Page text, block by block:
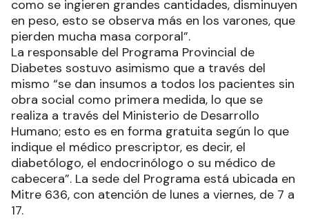
como se ingieren grandes cantidades, disminuyen
en peso, esto se observa más en los varones, que
pierden mucha masa corporal”.
La responsable del Programa Provincial de
Diabetes sostuvo asimismo que a través del
mismo “se dan insumos a todos los pacientes sin
obra social como primera medida, lo que se
realiza a través del Ministerio de Desarrollo
Humano; esto es en forma gratuita según lo que
indique el médico prescriptor, es decir, el
diabetólogo, el endocrinólogo o su médico de
cabecera”. La sede del Programa está ubicada en
Mitre 636, con atención de lunes a viernes, de 7 a
17.